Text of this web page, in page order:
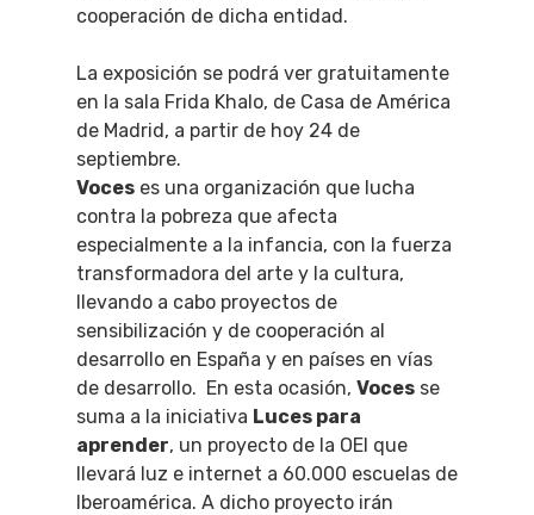
cooperación de dicha entidad.
La exposición se podrá ver gratuitamente
en la sala Frida Khalo, de Casa de América
de Madrid, a partir de hoy 24 de
septiembre.
Voces es una organización que lucha
contra la pobreza que afecta
especialmente a la infancia, con la fuerza
transformadora del arte y la cultura,
llevando a cabo proyectos de
sensibilización y de cooperación al
desarrollo en España y en países en vías
de desarrollo. En esta ocasión, Voces se
suma a la iniciativa Luces para
aprender, un proyecto de la OEI que
llevará luz e internet a 60.000 escuelas de
Iberoamérica. A dicho proyecto irán